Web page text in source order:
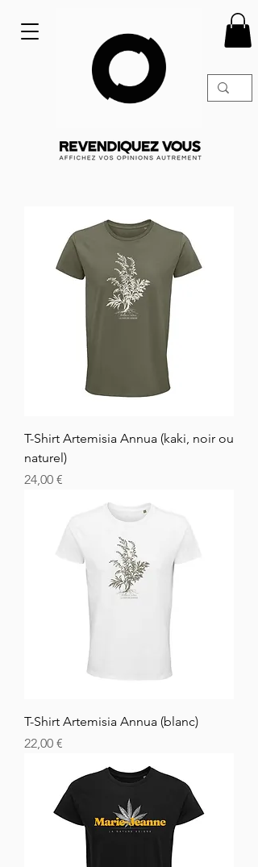
T-Shirt Artemisia Annua (kaki, noir ou
naturel)
Cena
24,00 €
T-Shirt Artemisia Annua (blanc)
Cena
22,00 €